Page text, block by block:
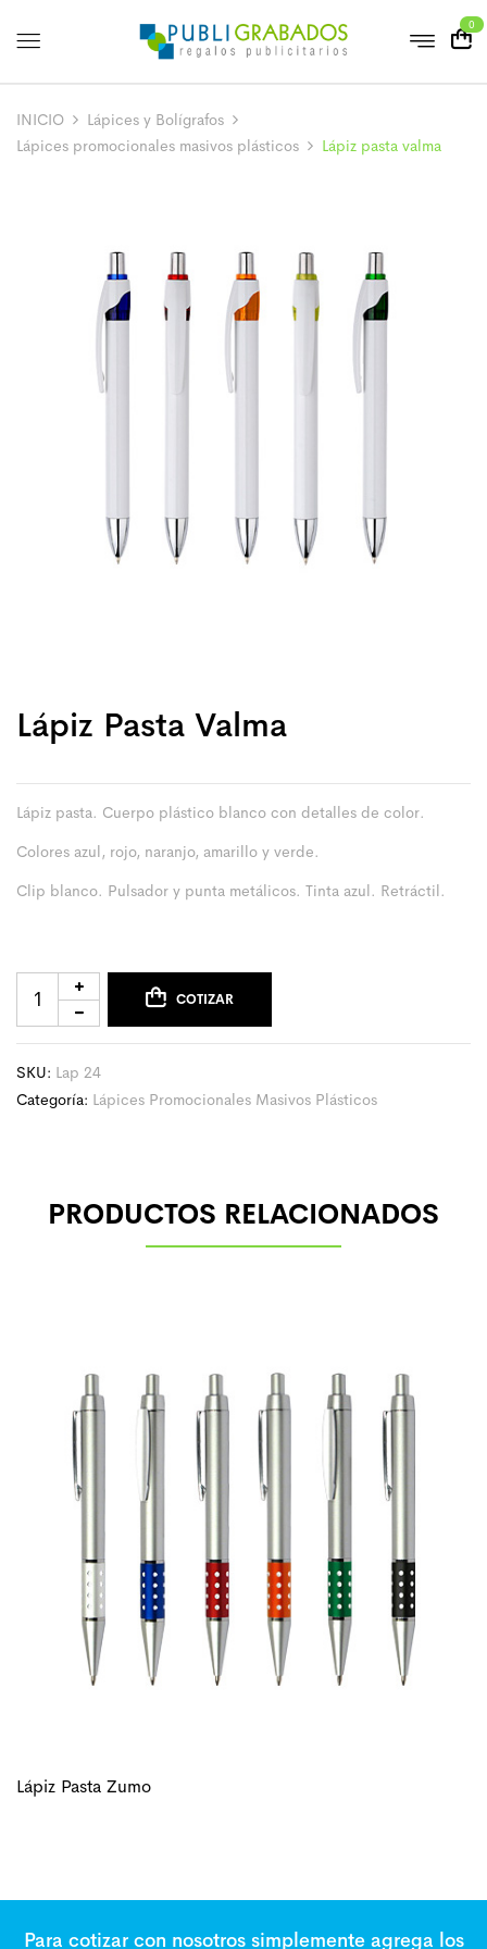
0
INICIO
Lápices y Bolígrafos
Lápices promocionales masivos plásticos
Lápiz pasta valma
Lápiz Pasta Valma
Lápiz pasta. Cuerpo plástico blanco con detalles de color.
Colores azul, rojo, naranjo, amarillo y verde.
Clip blanco. Pulsador y punta metálicos. Tinta azul. Retráctil.
COTIZAR
SKU: Lap 24
Categoría: Lápices Promocionales Masivos Plásticos
PRODUCTOS RELACIONADOS
Lápiz Pasta Zumo
Para cotizar con nosotros simplemente agrega los